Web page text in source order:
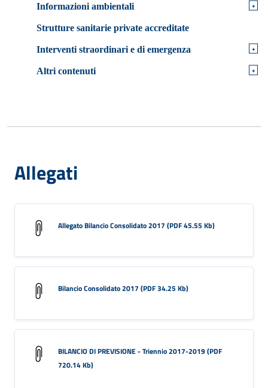
Informazioni ambientali +
Strutture sanitarie private accreditate
Interventi straordinari e di emergenza +
Altri contenuti +
Allegati
Allegato Bilancio Consolidato 2017 (PDF 45.55 Kb)
Bilancio Consolidato 2017 (PDF 34.25 Kb)
BILANCIO DI PREVISIONE - Triennio 2017-2019 (PDF
720.14 Kb)